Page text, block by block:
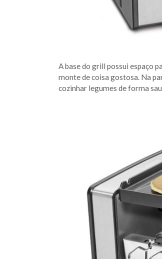
A base do grill possui espaço
monte de coisa gostosa. Na
cozinhar legumes de forma